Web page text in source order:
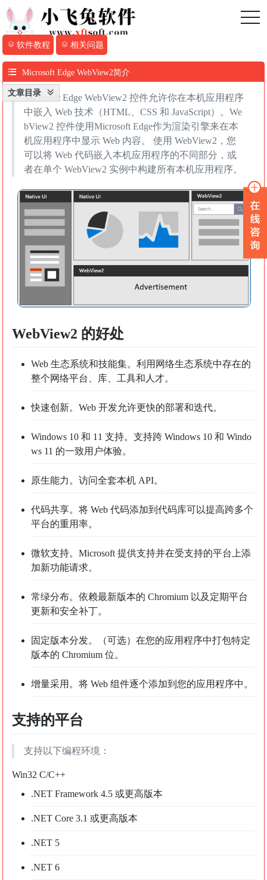
软件教程 相关问题
Microsoft Edge WebView2简介
文章目录Microsoft Edge WebView2 控件允许你在本机应用程序
中嵌入 Web 技术（HTML、CSS 和 JavaScript）。We
bView2 控件使用Microsoft Edge作为渲染引擎来在本
机应用程序中显示 Web 内容。 使用 WebView2，您
可以将 Web 代码嵌入本机应用程序的不同部分，或
者在单个 WebView2 实例中构建所有本机应用程序。
WebView2 的好处
Web 生态系统和技能集。利用网络生态系统中存在的
整个网络平台、库、工具和人才。
快速创新。Web 开发允许更快的部署和迭代。
Windows 10 和 11 支持。支持跨 Windows 10 和 Windo
ws 11 的一致用户体验。
原生能力。访问全套本机 API。
代码共享。将 Web 代码添加到代码库可以提高跨多个
平台的重用率。
微软支持。Microsoft 提供支持并在受支持的平台上添
加新功能请求。
常绿分布。依赖最新版本的 Chromium 以及定期平台
更新和安全补丁。
固定版本分发。（可选）在您的应用程序中打包特定
版本的 Chromium 位。
增量采用。将 Web 组件逐个添加到您的应用程序中。
支持的平台
支持以下编程环境：
Win32 C/C++
.NET Framework 4.5 或更高版本
.NET Core 3.1 或更高版本
.NET 5
.NET 6